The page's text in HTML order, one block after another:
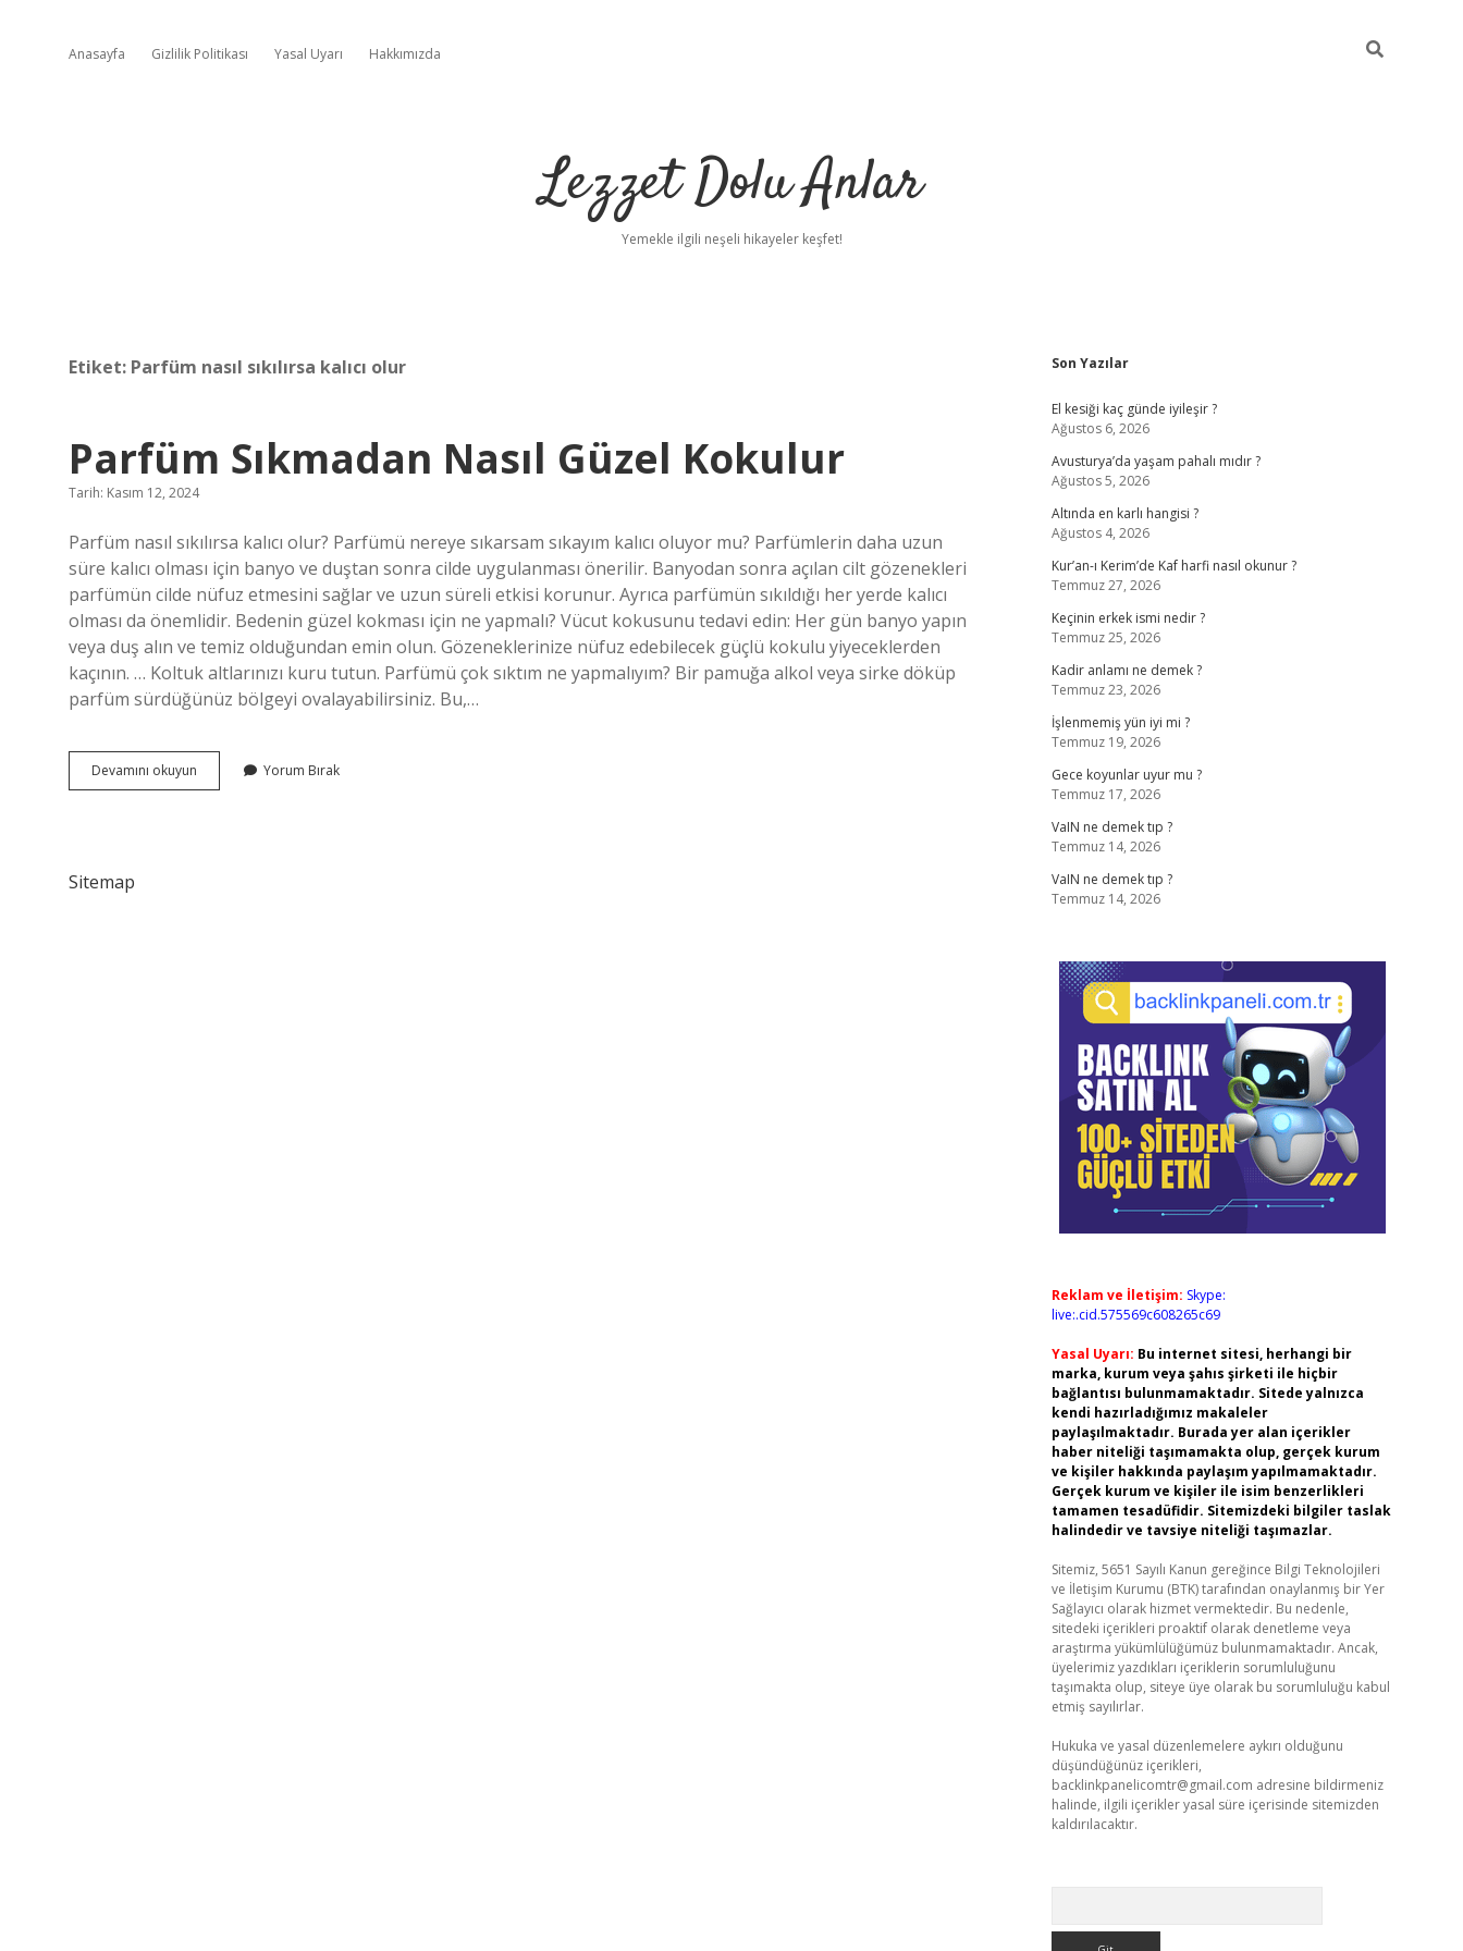
Anasayfa Gizlilik Politikası Yasal Uyarı Hakkımızda
Lezzet Dolu Anlar
Yemekle ilgili neşeli hikayeler keşfet!
Etiket: Parfüm nasıl sıkılırsa kalıcı olur
Parfüm Sıkmadan Nasıl Güzel Kokulur
Tarih: Kasım 12, 2024
Parfüm nasıl sıkılırsa kalıcı olur? Parfümü nereye sıkarsam sıkayım kalıcı oluyor mu? Parfümlerin daha uzun
süre kalıcı olması için banyo ve duştan sonra cilde uygulanması önerilir. Banyodan sonra açılan cilt gözenekleri
parfümün cilde nüfuz etmesini sağlar ve uzun süreli etkisi korunur. Ayrıca parfümün sıkıldığı her yerde kalıcı
olması da önemlidir. Bedenin güzel kokması için ne yapmalı? Vücut kokusunu tedavi edin: Her gün banyo yapın
veya duş alın ve temiz olduğundan emin olun. Gözeneklerinize nüfuz edebilecek güçlü kokulu yiyeceklerden
kaçının. … Koltuk altlarınızı kuru tutun. Parfümü çok sıktım ne yapmalıyım? Bir pamuğa alkol veya sirke döküp
parfüm sürdüğünüz bölgeyi ovalayabilirsiniz. Bu,…
Devamını okuyun
Sıkmadan
Yorum Bırak
Sitemap
Sidebar
Son Yazılar
El kesiği kaç günde iyileşir ?
Ağustos 6, 2026
Avusturya’da yaşam pahalı mıdır ?
Ağustos 5, 2026
Altında en karlı hangisi ?
Ağustos 4, 2026
Kur’an-ı Kerim’de Kaf harfi nasıl okunur ?
Temmuz 27, 2026
Keçinin erkek ismi nedir ?
Temmuz 25, 2026
Kadir anlamı ne demek ?
Temmuz 23, 2026
İşlenmemiş yün iyi mi ?
Temmuz 19, 2026
Gece koyunlar uyur mu ?
Temmuz 17, 2026
VaIN ne demek tıp ?
Temmuz 14, 2026
VaIN ne demek tıp ?
Temmuz 14, 2026
Reklam ve İletişim: Skype:
live:.cid.575569c608265c69
Yasal Uyarı: Bu internet sitesi, herhangi bir
marka, kurum veya şahıs şirketi ile hiçbir
bağlantısı bulunmamaktadır. Sitede yalnızca
kendi hazırladığımız makaleler
paylaşılmaktadır. Burada yer alan içerikler
haber niteliği taşımamakta olup, gerçek kurum
ve kişiler hakkında paylaşım yapılmamaktadır.
Gerçek kurum ve kişiler ile isim benzerlikleri
tamamen tesadüfidir. Sitemizdeki bilgiler taslak
halindedir ve tavsiye niteliği taşımazlar.
Sitemiz, 5651 Sayılı Kanun gereğince Bilgi Teknolojileri
ve İletişim Kurumu (BTK) tarafından onaylanmış bir Yer
Sağlayıcı olarak hizmet vermektedir. Bu nedenle,
sitedeki içerikleri proaktif olarak denetleme veya
araştırma yükümlülüğümüz bulunmamaktadır. Ancak,
üyelerimiz yazdıkları içeriklerin sorumluluğunu
taşımakta olup, siteye üye olarak bu sorumluluğu kabul
etmiş sayılırlar.
Hukuka ve yasal düzenlemelere aykırı olduğunu
düşündüğünüz içerikleri,
backlinkpanelicomtr@gmail.com adresine bildirmeniz
halinde, ilgili içerikler yasal süre içerisinde sitemizden
kaldırılacaktır.
ilbet giriş